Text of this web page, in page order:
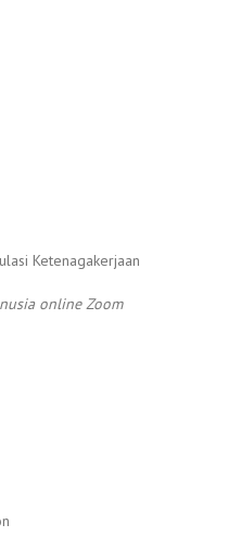
Ketenagakerjaan
online Zoom